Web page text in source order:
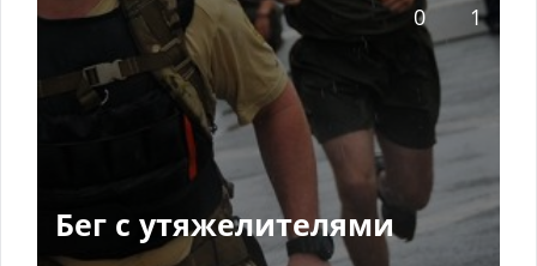
0 1
Бег с утяжелителями